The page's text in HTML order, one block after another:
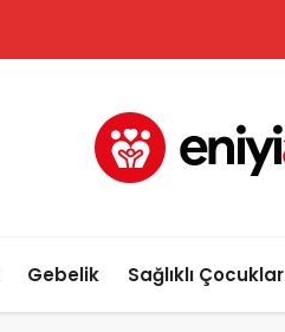
Gebelik Sağlıklı Çocuklar